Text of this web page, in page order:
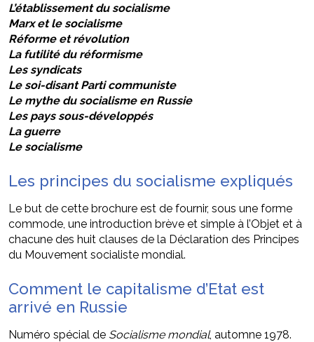
L’établissement du socialisme
Marx et le socialisme
Réforme et révolution
La futilité du réformisme
Les syndicats
Le soi-disant Parti communiste
Le mythe du socialisme en Russie
Les pays sous-développés
La guerre
Le socialisme
Les principes du socialisme expliqués
Le but de cette brochure est de fournir, sous une forme
commode, une introduction brève et simple à l’Objet et à
chacune des huit clauses de la Déclaration des Principes
du Mouvement socialiste mondial.
Comment le capitalisme d’Etat est
arrivé en Russie
Numéro spécial de Socialisme mondial, automne 1978.